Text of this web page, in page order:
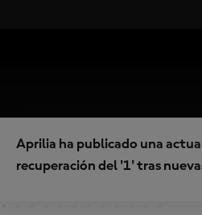
Aprilia ha publicado una
recuperación del '1' tras